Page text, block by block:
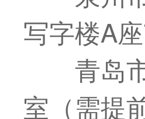
写字楼A
青岛
室（需提